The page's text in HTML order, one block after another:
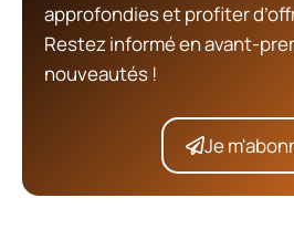
approfondies et profiter
Restez informé en avant-
nouveautés !
Je